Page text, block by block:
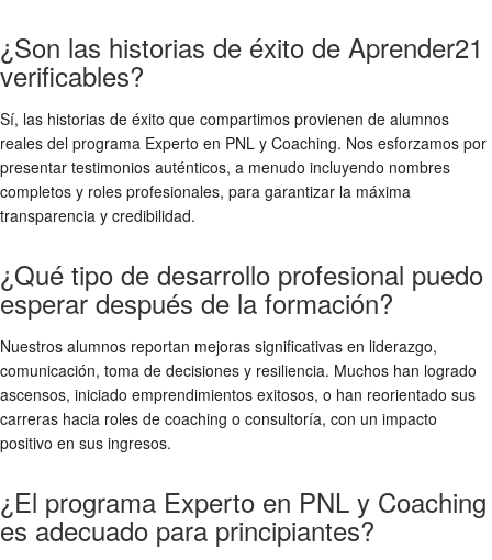
¿Son las historias de éxito de Aprender21
verificables?
Sí, las historias de éxito que compartimos provienen de alumnos
reales del programa Experto en PNL y Coaching. Nos esforzamos por
presentar testimonios auténticos, a menudo incluyendo nombres
completos y roles profesionales, para garantizar la máxima
transparencia y credibilidad.
¿Qué tipo de desarrollo profesional puedo
esperar después de la formación?
Nuestros alumnos reportan mejoras significativas en liderazgo,
comunicación, toma de decisiones y resiliencia. Muchos han logrado
ascensos, iniciado emprendimientos exitosos, o han reorientado sus
carreras hacia roles de coaching o consultoría, con un impacto
positivo en sus ingresos.
¿El programa Experto en PNL y Coaching
es adecuado para principiantes?